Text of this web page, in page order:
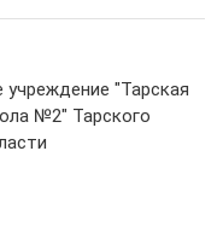
"Тарская
№2" Тарского